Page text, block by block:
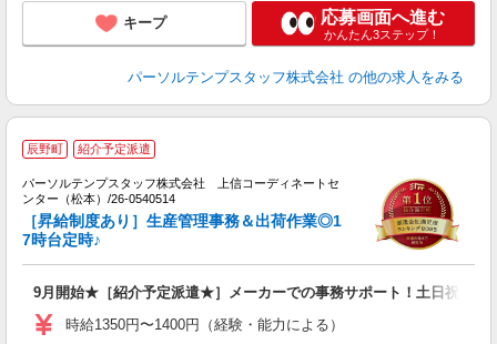
キープ 応募画面へ進む
かんたん3ステップ！
パーソルテンプスタッフ株式会社 の他の求人をみる
辰野町 紹介予定派遣
パーソルテンプスタッフ株式会社 上信コーディネートセ
ンター（松本）/26-0540514
［昇給制度あり］生産管理事務＆出荷作業◎1
7時台定時♪
9月開始★［紹介予定派遣★］メーカーでの事務サポート！土日祝休み
時給1350円〜1400円（経験・能力による）